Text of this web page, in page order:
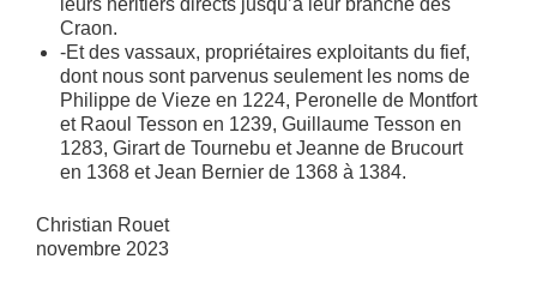
Craon.
-Et des vassaux, propriétaires exploitants du fief,
dont nous sont parvenus seulement les noms de
Philippe de Vieze en 1224, Peronelle de Montfort
et Raoul Tesson en 1239, Guillaume Tesson en
1283, Girart de Tournebu et Jeanne de Brucourt
en 1368 et Jean Bernier de 1368 à 1384.
Christian Rouet
novembre 2023